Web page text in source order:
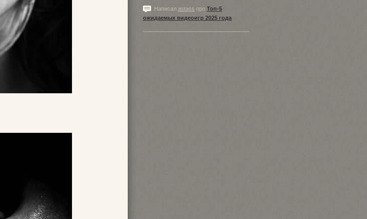
Написал astass про Топ-5
ожидаемых видеоигр 2025 года